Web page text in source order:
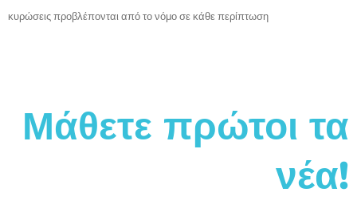
κυρώσεις προβλέπονται από το νόμο σε κάθε περίπτωση
Μάθετε πρώτοι τα
νέα!